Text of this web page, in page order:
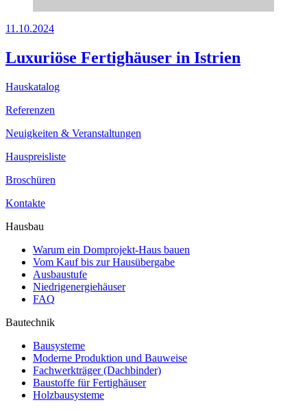
11.10.2024
Luxuriöse Fertighäuser in Istrien
Hauskatalog
Referenzen
Neuigkeiten & Veranstaltungen
Hauspreisliste
Broschüren
Kontakte
Hausbau
Warum ein Domprojekt-Haus bauen
Vom Kauf bis zur Hausübergabe
Ausbaustufe
Niedrigenergiehäuser
FAQ
Bautechnik
Bausysteme
Moderne Produktion und Bauweise
Fachwerkträger (Dachbinder)
Baustoffe für Fertighäuser
Holzbausysteme